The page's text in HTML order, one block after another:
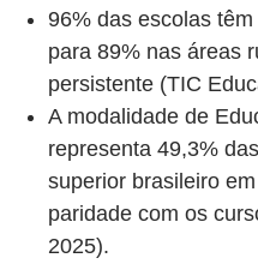
96% das escolas
para 89% nas áreas
persistente (TIC
A modalidade de
representa 49,3%
superior brasileiro
paridade com os
2025).